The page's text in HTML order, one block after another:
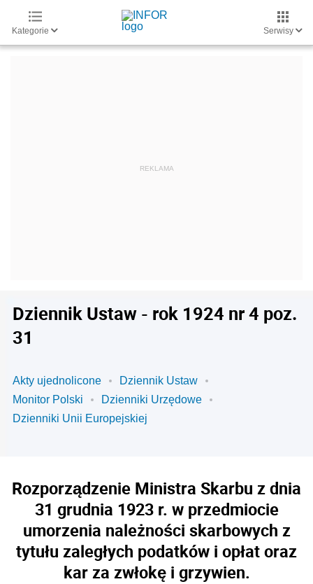
Kategorie Serwisy
Dziennik Ustaw - rok 1924 nr 4 poz.
31
Akty ujednolicone
Dziennik Ustaw
Monitor Polski
Dzienniki Urzędowe
Dzienniki Unii Europejskiej
Rozporządzenie Ministra Skarbu z dnia
31 grudnia 1923 r. w przedmiocie
umorzenia należności skarbowych z
tytułu zaległych podatków i opłat oraz
kar za zwłokę i grzywien.